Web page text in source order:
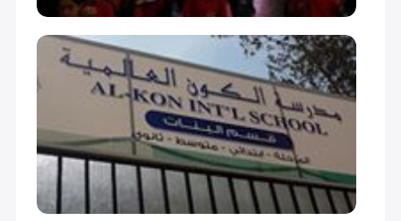
ثاني ثانوي (Grade 11) 28,500
28,500
ثالث ثانوي (Grade 12) 28,500
28,500